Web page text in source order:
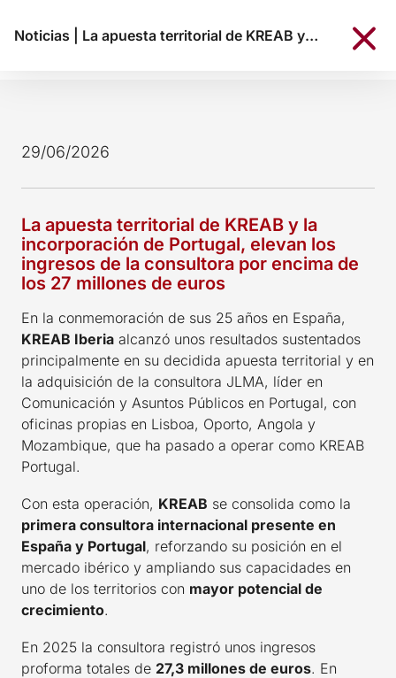
Noticias La apuesta territorial de KREAB y la incorporación de Portugal, elevan los ingresos de la consultora por encima de los 27 millones de euros
29/06/2026
La apuesta territorial de KREAB y la
incorporación de Portugal, elevan los
ingresos de la consultora por encima de
los 27 millones de euros
En la conmemoración de sus 25 años en España,
KREAB Iberia alcanzó unos resultados sustentados
principalmente en su decidida apuesta territorial y en
la adquisición de la consultora JLMA, líder en
Comunicación y Asuntos Públicos en Portugal, con
oficinas propias en Lisboa, Oporto, Angola y
Mozambique, que ha pasado a operar como KREAB
Portugal.
Con esta operación, KREAB se consolida como la
primera consultora internacional presente en
España y Portugal, reforzando su posición en el
mercado ibérico y ampliando sus capacidades en
uno de los territorios con mayor potencial de
crecimiento.
En 2025 la consultora registró unos ingresos
proforma totales de 27,3 millones de euros. En